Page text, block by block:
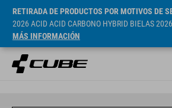
RETIRADA DE PRODUCTOS POR MOTIVOS DE
2026 ACID ACID CARBONO HYBRID BIELAS 2026
MÁS INFORMACIÓN